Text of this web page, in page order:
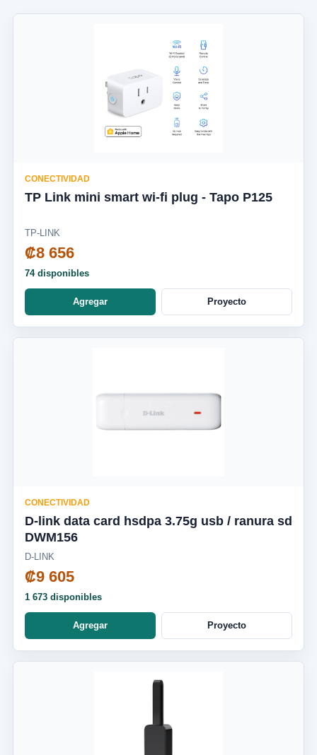
CONECTIVIDAD
TP Link mini smart wi-fi plug - Tapo P125
TP-LINK
₡8 656
74 disponibles
Agregar Proyecto
CONECTIVIDAD
D-link data card hsdpa 3.75g usb / ranura sd
DWM156
D-LINK
₡9 605
1 673 disponibles
Agregar Proyecto